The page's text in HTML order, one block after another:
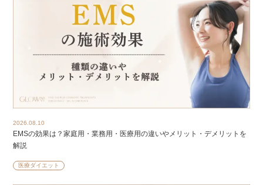
2026.08.10
EMSの効果は？家庭用・業務用・医療用の違いやメリット・デメリットを
解説
医療ダイエット